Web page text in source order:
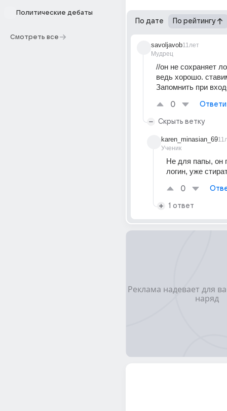
Политические дебаты
Смотреть все
По дате По рейтингу
savoljavob
Мудрец
11лет
//он не сохраняет
ведь хорошо.
Запомнить при
0
Скрыть ветку
karen_minasian_69
Ученик
Не для папы, он
логин, уже
0
1 ответ